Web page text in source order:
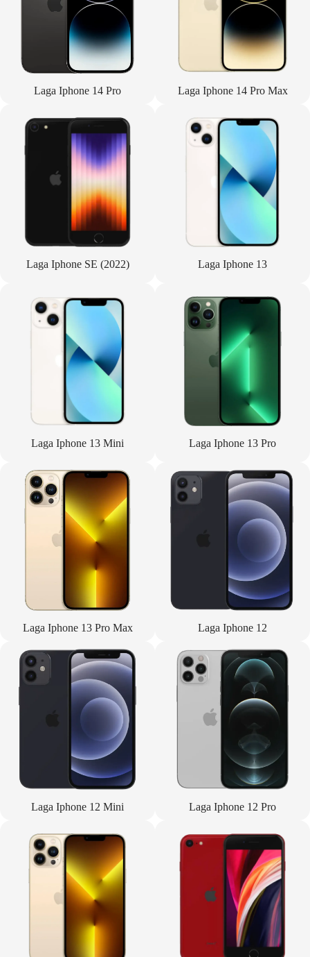
Laga Iphone 14 Pro Laga Iphone 14 Pro Max
Laga Iphone SE (2022) Laga Iphone 13
Laga Iphone 13 Mini Laga Iphone 13 Pro
Laga Iphone 13 Pro Max Laga Iphone 12
Laga Iphone 12 Mini Laga Iphone 12 Pro